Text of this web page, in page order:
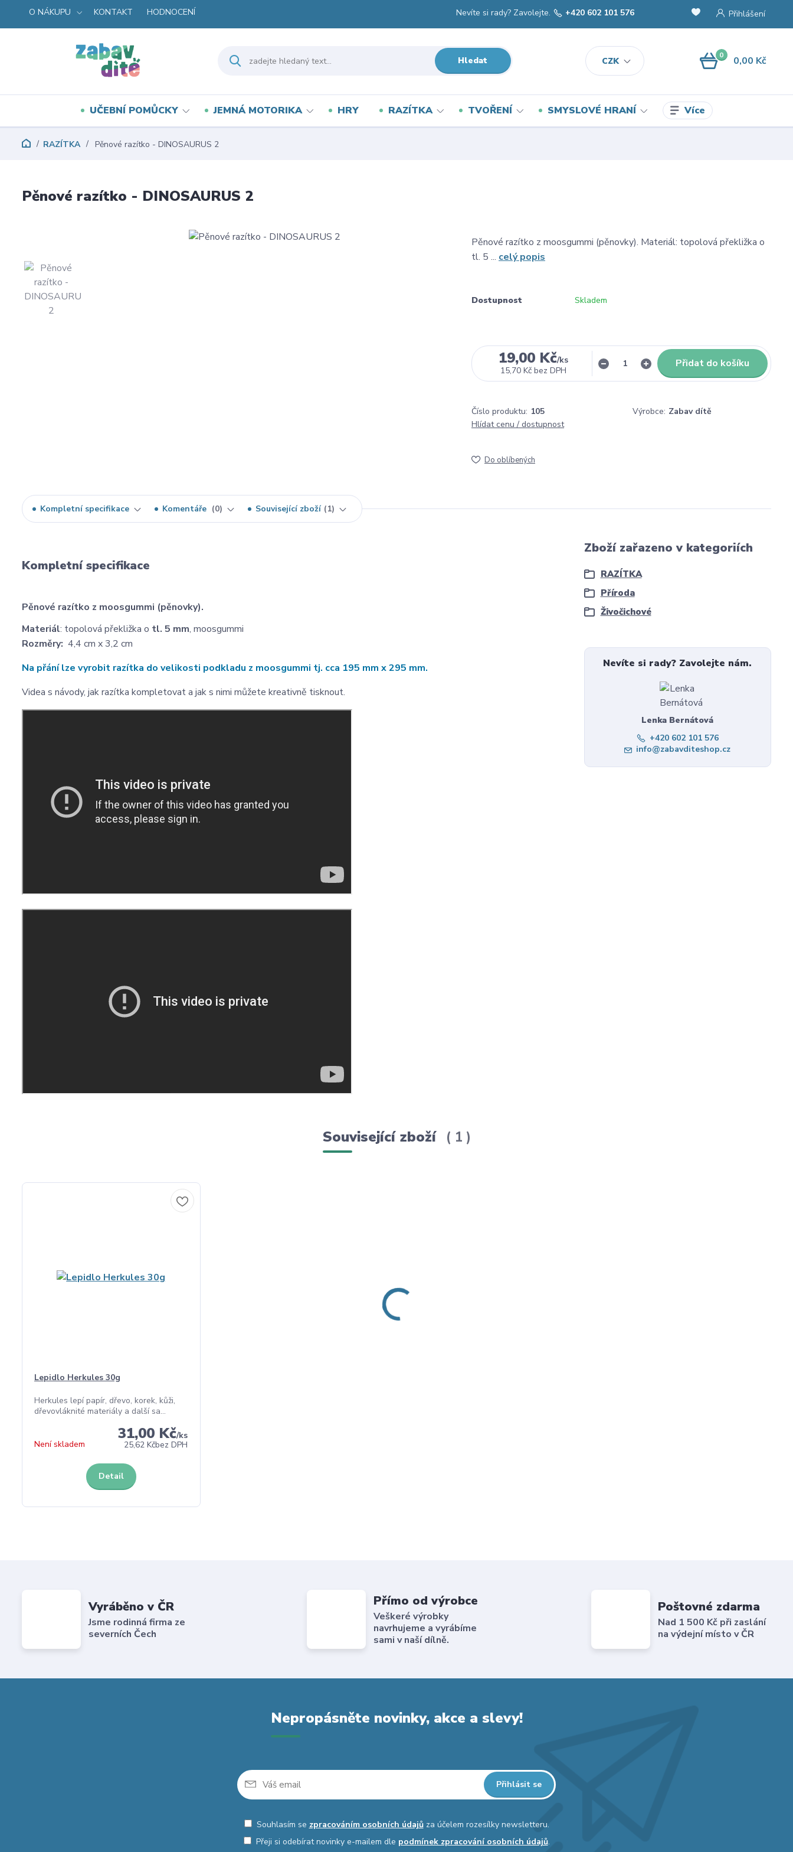
O NÁKUPU KONTAKT HODNOCENÍ
CZK
Přihlášení
Hledat
Nevíte si rady? Zavolejte. +420 602 101 576
0 0,00 Kč
UČEBNÍ POMŮCKY JEMNÁ MOTORIKA HRY RAZÍTKA TVOŘENÍ SMYSLOVÉ HRANÍ Více
RAZÍTKA Pěnové razítko - DINOSAURUS 2
Pěnové razítko - DINOSAURUS 2
Pěnové razítko z moosgummi (pěnovky). Materiál: topolová překližka o
tl. 5 ... celý popis
Dostupnost Skladem
19,00 Kč/ks
15,70 Kč bez DPH
Přidat do košíku
Číslo produktu: 105 Výrobce: Zabav dítě
Hlídat cenu / dostupnost
Do oblíbených
Kompletní specifikace Komentáře 0 Související zboží 1
Kompletní specifikace
Pěnové razítko z moosgummi (pěnovky).
Materiál: topolová překližka o tl. 5 mm, moosgummi
Rozměry: 4,4 cm x 3,2 cm
Na přání lze vyrobit razítka do velikosti podkladu z moosgummi tj. cca 195 mm x 295 mm.
Videa s návody, jak razítka kompletovat a jak s nimi můžete kreativně tisknout.
Zboží zařazeno v kategoriích
RAZÍTKA
Příroda
Živočichové
Nevíte si rady? Zavolejte nám.
Lenka Bernátová
+420 602 101 576
info@zabavditeshop.cz
Související zboží 1
Lepidlo Herkules 30g
Herkules lepí papír, dřevo, korek, kůži,
dřevovláknité materiály a další sa...
31,00 Kč/ks
25,62 Kčbez DPH
Není skladem
Detail
Vyráběno v ČR
Jsme rodinná firma ze
severních Čech
Přímo od výrobce
Veškeré výrobky
navrhujeme a vyrábíme
sami v naší dílně.
Poštovné zdarma
Nad 1 500 Kč při zaslání
na výdejní místo v ČR
Nepropásněte novinky, akce a slevy!
Přihlásit se
Souhlasím se zpracováním osobních údajůza účelem rozesílky newsletteru.
Přeji si odebírat novinky e-mailem dle podmínek zpracování osobních údajů.